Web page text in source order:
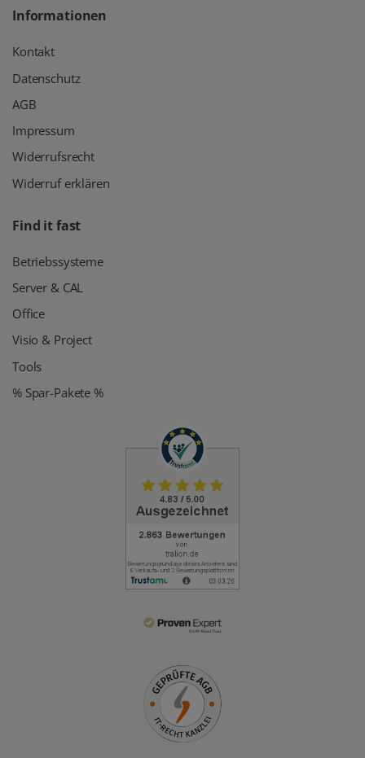
Informationen
Kontakt
Datenschutz
AGB
Impressum
Widerrufsrecht
Widerruf erklären
Find it fast
Betriebssysteme
Server & CAL
Office
Visio & Project
Tools
% Spar-Pakete %